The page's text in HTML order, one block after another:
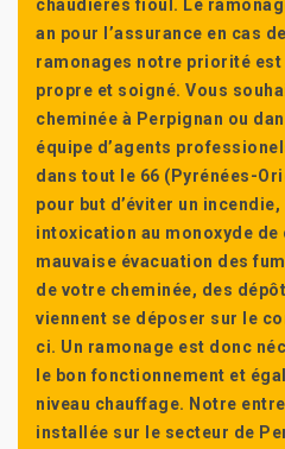
chaudieres fioul. Le
an pour l’assurance en cas
ramonages notre priorité est
propre et soigné. Vous
cheminée à Perpignan ou
équipe d’agents
dans tout le 66 (Pyrénées-
pour but d’éviter un
intoxication au monoxyde de
mauvaise évacuation des
de votre cheminée, des
viennent se déposer sur le
ci. Un ramonage est donc
le bon fonctionnement et
niveau chauffage. Notre
installée sur le secteur de